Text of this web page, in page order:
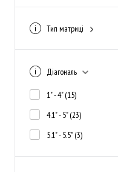
сірий(4)
Тип матриці
Діагональ
1" - 4"(15)
4.1" - 5"(23)
5.1" - 5.5"(3)